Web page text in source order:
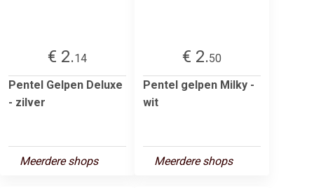
€ 2.14
Pentel Gelpen Deluxe
- zilver
Meerdere shops
€ 2.50
Pentel gelpen Milky -
wit
Meerdere shops